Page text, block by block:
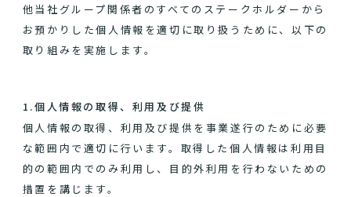
他当社グループ関係者のすべてのステークホルダーから
お預かりした個人情報を適切に取り扱うために、以下の
取り組みを実施します。
1.個人情報の取得、利用及び提供
個人情報の取得、利用及び提供を事業遂行のために必要
な範囲内で適切に行います。取得した個人情報は利用目
的の範囲内でのみ利用し、目的外利用を行わないための
措置を講じます。